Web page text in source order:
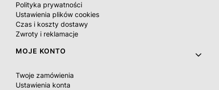
Polityka prywatności
Ustawienia plików cookies
Czas i koszty dostawy
Zwroty i reklamacje
MOJE KONTO
Twoje zamówienia
Ustawienia konta